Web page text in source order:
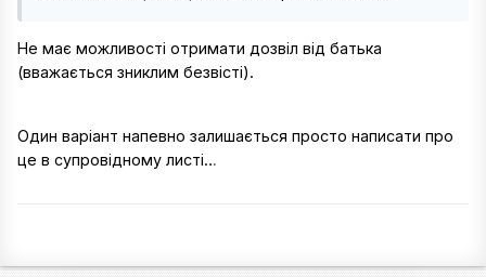
Не має можливості отримати дозвіл від батька
(вважається зниклим безвісті).
Один варіант напевно залишається просто написати про
це в супровідному листі…